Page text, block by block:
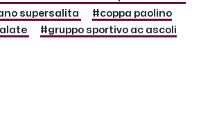
supersalita
#coppa paolino
#gruppo sportivo ac ascoli